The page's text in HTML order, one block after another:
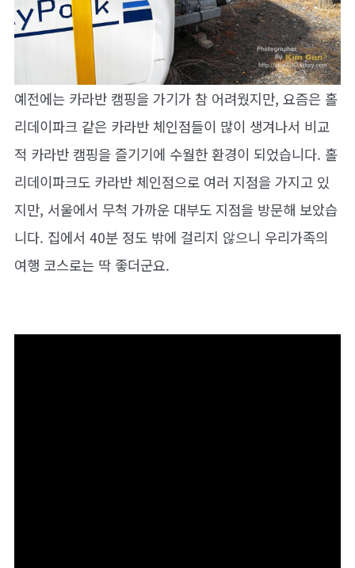
예전에는 카라반 캠핑을 가기가 참 어려웠지만, 요즘은 홀
리데이파크 같은 카라반 체인점들이 많이 생겨나서 비교
적 카라반 캠핑을 즐기기에 수월한 환경이 되었습니다. 홀
리데이파크도 카라반 체인점으로 여러 지점을 가지고 있
지만, 서울에서 무척 가까운 대부도 지점을 방문해 보았습
니다. 집에서 40분 정도 밖에 걸리지 않으니 우리가족의
여행 코스로는 딱 좋더군요.